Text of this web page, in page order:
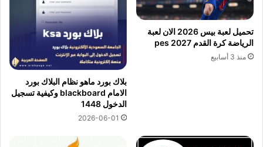
تحميل لعبة بيس 2026 الان لعبة
الرياضة كرة القدم pes 2027
منذ 3 أسابيع
بلاك بورد ماهو نظام البلاك بورد
الامام blackboard وكيفية تسجيل
الدخول 1448
2026-06-01